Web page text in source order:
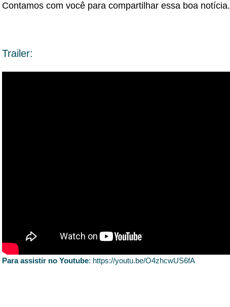
Contamos com você para compartilhar essa boa notícia.
Trailer:
Para assistir no Youtube: https://youtu.be/O4zhcwUS6fA